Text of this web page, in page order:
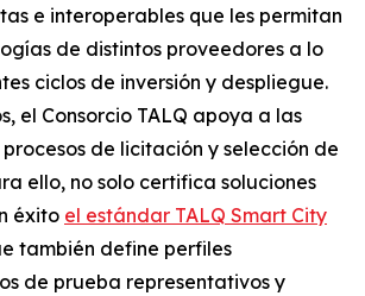
e interoperables que les permitan
de distintos proveedores a lo
ciclos de inversión y despliegue.
el Consorcio TALQ apoya a las
de licitación y selección de
ello, no solo certifica soluciones
éxito el estándar TALQ Smart City
también define perfiles
de prueba representativos y